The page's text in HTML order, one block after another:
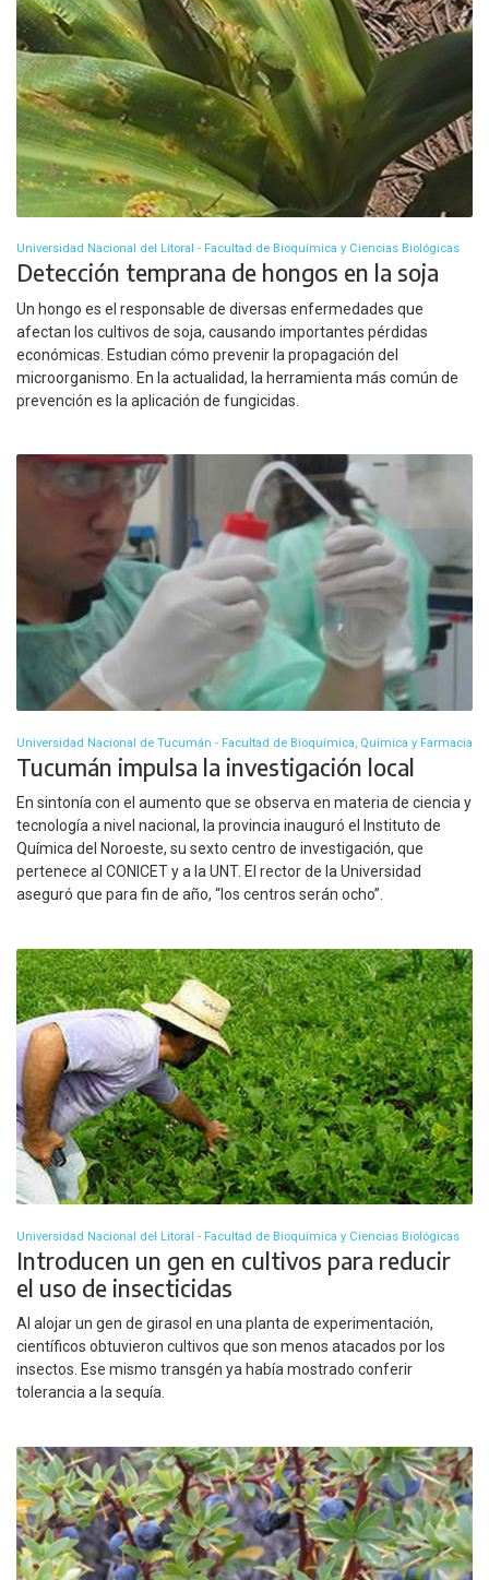
Universidad Nacional del Litoral - Facultad de Bioquímica y Ciencias Biológicas
Detección temprana de hongos en la soja
Un hongo es el responsable de diversas enfermedades que
afectan los cultivos de soja, causando importantes pérdidas
económicas. Estudian cómo prevenir la propagación del
microorganismo. En la actualidad, la herramienta más común de
prevención es la aplicación de fungicidas.
Universidad Nacional de Tucumán - Facultad de Bioquímica, Química y Farmacia
Tucumán impulsa la investigación local
En sintonía con el aumento que se observa en materia de ciencia y
tecnología a nivel nacional, la provincia inauguró el Instituto de
Química del Noroeste, su sexto centro de investigación, que
pertenece al CONICET y a la UNT. El rector de la Universidad
aseguró que para fin de año, “los centros serán ocho”.
Universidad Nacional del Litoral - Facultad de Bioquímica y Ciencias Biológicas
Introducen un gen en cultivos para reducir
el uso de insecticidas
Al alojar un gen de girasol en una planta de experimentación,
científicos obtuvieron cultivos que son menos atacados por los
insectos. Ese mismo transgén ya había mostrado conferir
tolerancia a la sequía.